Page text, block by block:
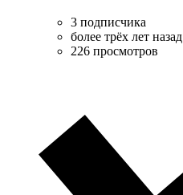
3 подписчика
более трёх лет назад
226 просмотров